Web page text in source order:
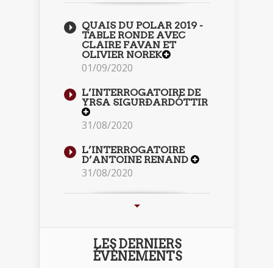
QUAIS DU POLAR 2019 -
TABLE RONDE AVEC
CLAIRE FAVAN ET
OLIVIER NOREK
01/09/2020
L’INTERROGATOIRE DE
YRSA SIGURÐARDÓTTIR
31/08/2020
L’INTERROGATOIRE
D’ANTOINE RENAND
31/08/2020
LES DERNIERS
ÉVÈNEMENTS